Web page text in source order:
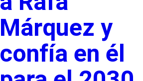
Márquez y
confía en él